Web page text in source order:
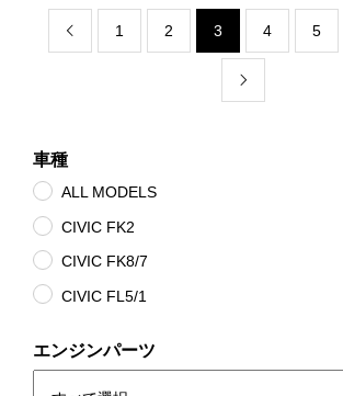
 1 2 3 4 5

車種
ALL MODELS
CIVIC FK2
CIVIC FK8/7
CIVIC FL5/1
エンジンパーツ